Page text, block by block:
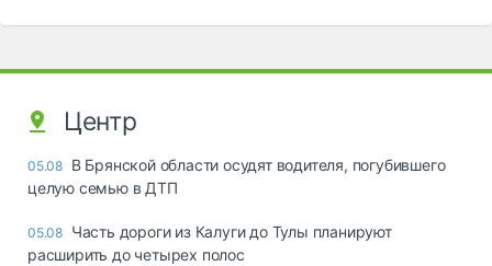
Центр
05.08 В Брянской области осудят водителя, погубившего
целую семью в ДТП
05.08 Часть дороги из Калуги до Тулы планируют
расширить до четырех полос